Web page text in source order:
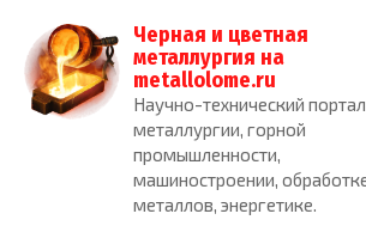
контенту
Черная и цветная
металлургия на
metallolome.ru
Научно-технический
металлургии, горной
промышленности,
машиностроении,
металлов, энергетике.